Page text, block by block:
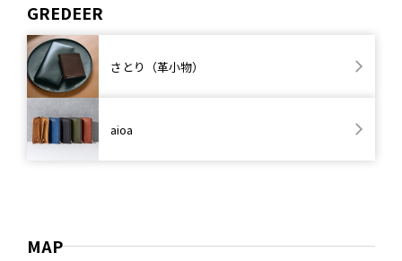
GREDEER
さとり（革小物）
aioa
MAP